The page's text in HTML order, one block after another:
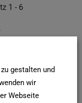
1 - 6
gestalten und
wir
Webseite